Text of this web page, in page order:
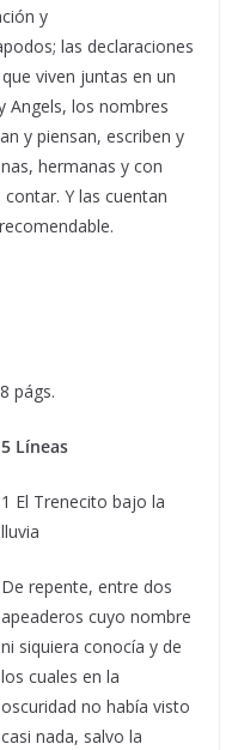
y
las declaraciones
viven juntas en un
Angels, los nombres
y piensan, escriben y
hermanas y con
Y las cuentan
págs.
5 Líneas
1 El Trenecito bajo la
lluvia
De repente, entre dos
apeaderos cuyo nombre
ni siquiera conocía y de
los cuales en la
oscuridad no había visto
casi nada, salvo la